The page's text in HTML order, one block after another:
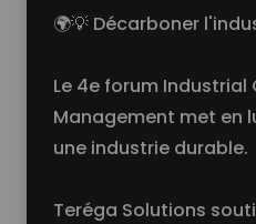
🌍💡 Décarboner
Le 4e forum Industrial
Management met en
une industrie durable.
Teréga Solutions